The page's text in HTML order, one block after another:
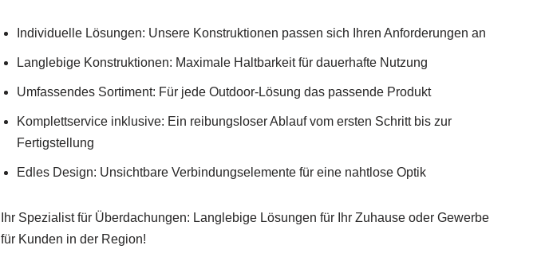
Individuelle Lösungen: Unsere Konstruktionen passen sich Ihren Anforderungen an
Langlebige Konstruktionen: Maximale Haltbarkeit für dauerhafte Nutzung
Umfassendes Sortiment: Für jede Outdoor-Lösung das passende Produkt
Komplettservice inklusive: Ein reibungsloser Ablauf vom ersten Schritt bis zur
Fertigstellung
Edles Design: Unsichtbare Verbindungselemente für eine nahtlose Optik
Ihr Spezialist für Überdachungen: Langlebige Lösungen für Ihr Zuhause oder Gewerbe
für Kunden in der Region!